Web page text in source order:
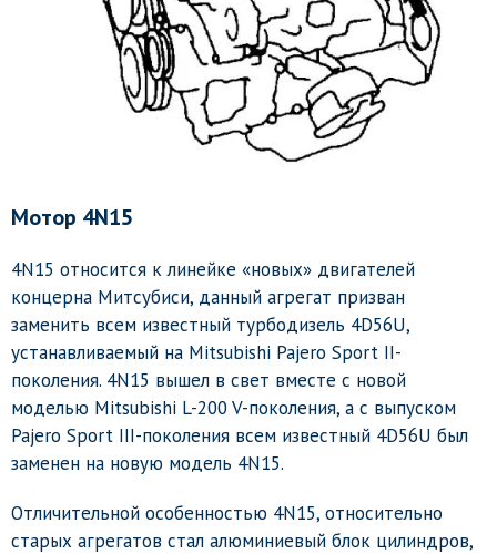
Мотор 4N15
4N15 относится к линейке «новых» двигателей
концерна Митсубиси, данный агрегат призван
заменить всем известный турбодизель 4D56U,
устанавливаемый на Mitsubishi Pajero Sport II-
поколения. 4N15 вышел в свет вместе с новой
моделью Mitsubishi L-200 V-поколения, а с выпуском
Pajero Sport III-поколения всем известный 4D56U был
заменен на новую модель 4N15.
Отличительной особенностью 4N15, относительно
старых агрегатов стал алюминиевый блок цилиндров,